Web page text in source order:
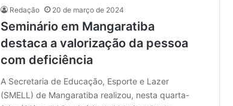
Redação 20 de março de 2024
Seminário em Mangaratiba
destaca a valorização da pessoa
com deficiência
A Secretaria de Educação, Esporte e Lazer
(SMELL) de Mangaratiba realizou, nesta quarta-